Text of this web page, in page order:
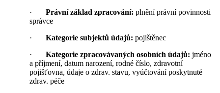
· Právní základ zpracování: plnění právní povinnosti
správce
· Kategorie subjektů údajů: pojištěnec
· Kategorie zpracovávaných osobních údajů: jméno
a příjmení, datum narození, rodné číslo, zdravotní
pojišťovna, údaje o zdrav. stavu, vyúčtování poskytnuté
zdrav. péče